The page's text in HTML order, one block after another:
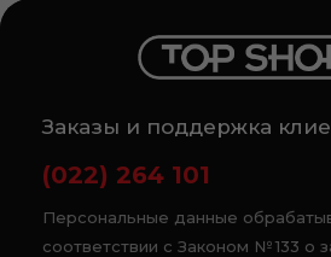
Заказы и поддержка
(022) 264 101
Персональные данные
соответствии с Законом № 133 о